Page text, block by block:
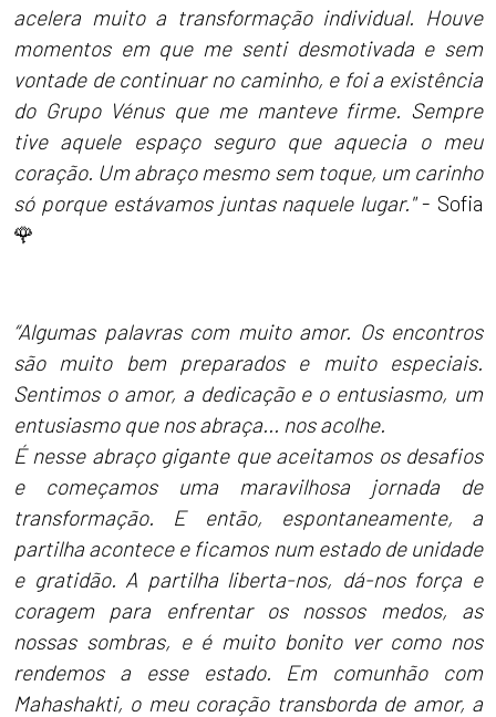
acelera muito a transformação individual. Houve
momentos em que me senti desmotivada e sem
vontade de continuar no caminho, e foi a existência
do Grupo Vénus que me manteve firme. Sempre
tive aquele espaço seguro que aquecia o meu
coração. Um abraço mesmo sem toque, um carinho
só porque estávamos juntas naquele lugar."- Sofia
🌹
“Algumas palavras com muito amor. Os encontros
são muito bem preparados e muito especiais.
Sentimos o amor, a dedicação e o entusiasmo, um
entusiasmo que nos abraça... nos acolhe.
É nesse abraço gigante que aceitamos os desafios
e começamos uma maravilhosa jornada de
transformação. E então, espontaneamente, a
partilha acontece e ficamos num estado de unidade
e gratidão. A partilha liberta-nos, dá-nos força e
coragem para enfrentar os nossos medos, as
nossas sombras, e é muito bonito ver como nos
rendemos a esse estado. Em comunhão com
Mahashakti, o meu coração transborda de amor, a